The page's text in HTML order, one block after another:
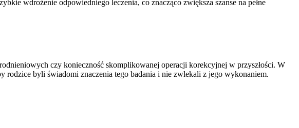
wdrożenie odpowiedniego leczenia, co znacząco zwiększa szanse na pełne
czy konieczność skomplikowanej operacji korekcyjnej w przyszłości. W
rodzice byli świadomi znaczenia tego badania i nie zwlekali z jego wykonaniem.